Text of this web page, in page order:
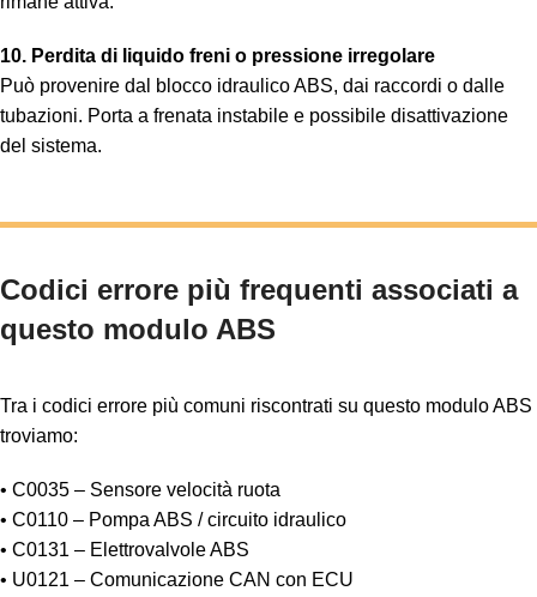
10. Perdita di liquido freni o pressione irregolare
Può provenire dal blocco idraulico ABS, dai raccordi o dalle
tubazioni. Porta a frenata instabile e possibile disattivazione
del sistema.
Codici errore più frequenti associati a
questo modulo ABS
Tra i codici errore più comuni riscontrati su questo modulo ABS
troviamo:
• C0035 – Sensore velocità ruota
• C0110 – Pompa ABS / circuito idraulico
• C0131 – Elettrovalvole ABS
• U0121 – Comunicazione CAN con ECU